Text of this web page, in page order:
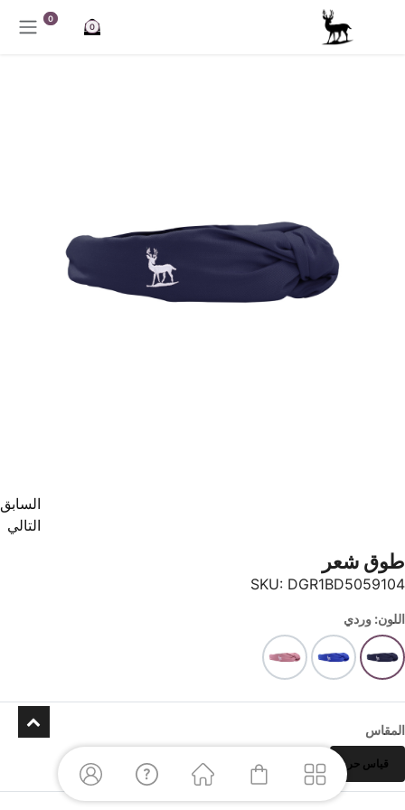
تخطي للذهاب إلى المحتوى
0
0
السابق
التالي
طوق شعر
SKU: DGR1BD5059104
اللون: وردي
المقاس
قياس حر